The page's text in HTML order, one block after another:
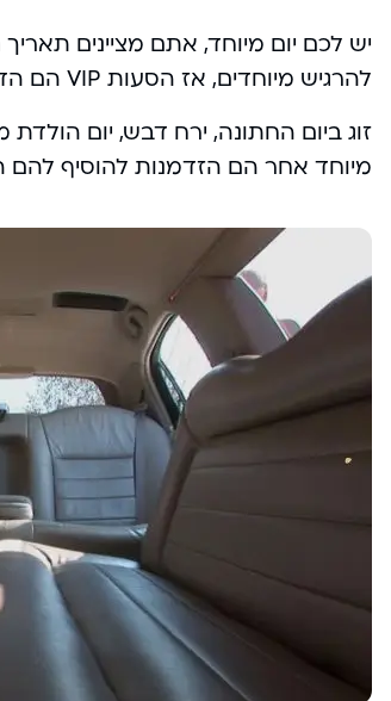
יש לכם יום מיוחד, אתם מציינים
להרגיש מיוחדים, אז הסעות VIP הם הדרך לכך.
זוג ביום החתונה, ירח דבש, יום
מיוחד אחר הם הזדמנות להוסיף להם